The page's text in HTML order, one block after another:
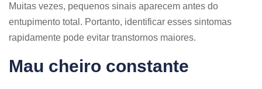
Muitas vezes, pequenos sinais aparecem antes do
entupimento total. Portanto, identificar esses sintomas
rapidamente pode evitar transtornos maiores.
Mau cheiro constante